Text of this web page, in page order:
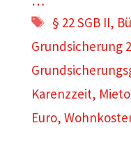
Schlagwörter
§ 22 SGB II,
Grundsicherung
Karenzzeit,
Euro,